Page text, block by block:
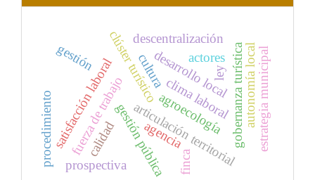
desarrollo local
fuerza de trabajogestión pública
articulación territorial
clúster turístico gobernanza turística
satisfacción laboral
procedimiento
gestión
clima laboral
agroecología
prospectiva
autonomía local
descentralización
actores
cultura
agencia estrategia municipal
ley
calidad
finca